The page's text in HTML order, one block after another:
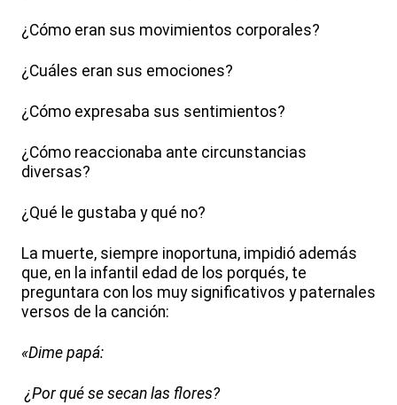
¿Cómo eran sus movimientos corporales?
¿Cuáles eran sus emociones?
¿Cómo expresaba sus sentimientos?
¿Cómo reaccionaba ante circunstancias
diversas?
¿Qué le gustaba y qué no?
La muerte, siempre inoportuna, impidió además
que, en la infantil edad de los porqués, te
preguntara con los muy significativos y paternales
versos de la canción:
«Dime papá:
¿Por qué se secan las flores?